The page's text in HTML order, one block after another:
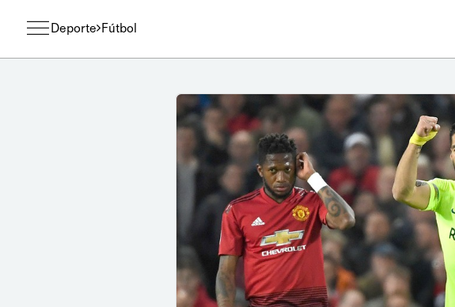
Deporte Fútbol